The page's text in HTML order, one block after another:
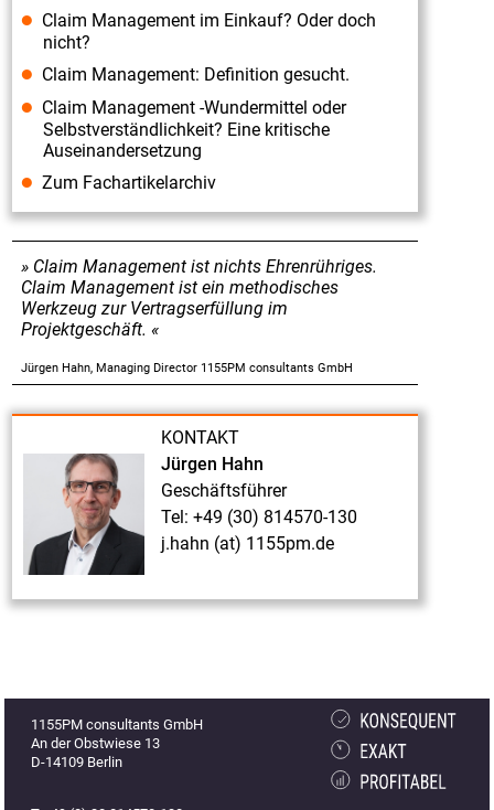
KONTAKT
Jürgen Hahn
Geschäftsführer
Tel: +49 (30) 814570-130
j.hahn (at) 1155pm.de
Claim Management ist nichts Ehrenrühriges.
Claim Management ist ein methodisches
Werkzeug zur Vertragserfüllung im
Projektgeschäft.
Jürgen Hahn, Managing Director 1155PM consultants GmbH
Claim Management im Einkauf? Oder doch
nicht?
Claim Management: Definition gesucht.
Claim Management -Wundermittel oder
Selbstverständlichkeit? Eine kritische
Auseinandersetzung
Zum Fachartikelarchiv
1155PM consultants GmbH
An der Obstwiese 13
D-14109 Berlin
Thilo
Niewöhner:
Claim
Management
ist
ein
überholtes
"Die
Ablauforganisation
des
Claim
&
Contract
Managements
(Teil
2
-
Management
vs.